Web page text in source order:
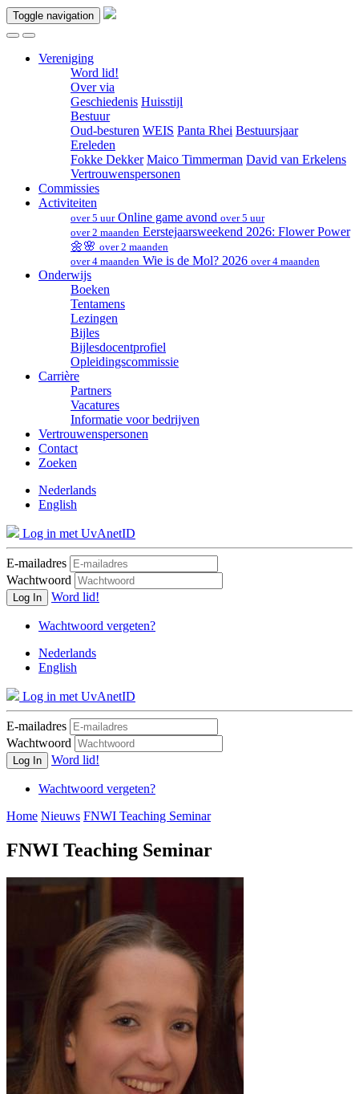
Toggle navigation
Vereniging
Word lid!
Over via
Geschiedenis Huisstijl
Bestuur
Oud-besturen WEIS Panta Rhei Bestuursjaar
Ereleden
Fokke Dekker Maico Timmerman David van Erkelens
Vertrouwenspersonen
Commissies
Activiteiten
over 5 uurOnline game avond over 5 uur
over 2 maanden Eerstejaarsweekend 2026: Flower Power
🌼🌸 over 2 maanden
over 4 maanden Wie is de Mol? 2026 over 4 maanden
Onderwijs
Boeken
Tentamens
Lezingen
Bijles
Bijlesdocentprofiel
Opleidingscommissie
Carrière
Partners
Vacatures
Informatie voor bedrijven
Vertrouwenspersonen
Contact
Zoeken
Nederlands
English
Log in met UvAnetID
E-mailadres
Wachtwoord
Log In Word lid!
Wachtwoord vergeten?
Nederlands
English
Log in met UvAnetID
E-mailadres
Wachtwoord
Log In Word lid!
Wachtwoord vergeten?
Home Nieuws FNWI Teaching Seminar
FNWI Teaching Seminar